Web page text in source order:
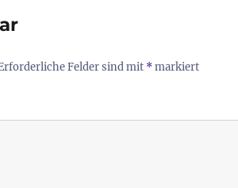
Felder sind mit *markiert